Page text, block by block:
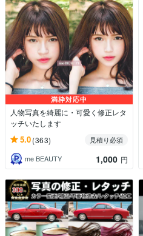
満枠対応中
人物写真を綺麗に・可愛く修正レタ
ッチいたします
5.0(363)
見積り必須
me BEAUTY
1,000 円